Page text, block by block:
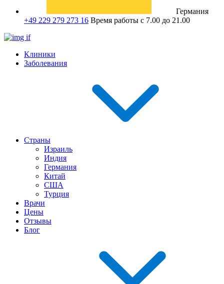
Германия
+49 229 279 273 16 Время работы с 7.00 до 21.00
Клиники
Заболевания
Страны
Израиль
Индия
Германия
Китай
США
Турция
Врачи
Цены
Отзывы
Блог